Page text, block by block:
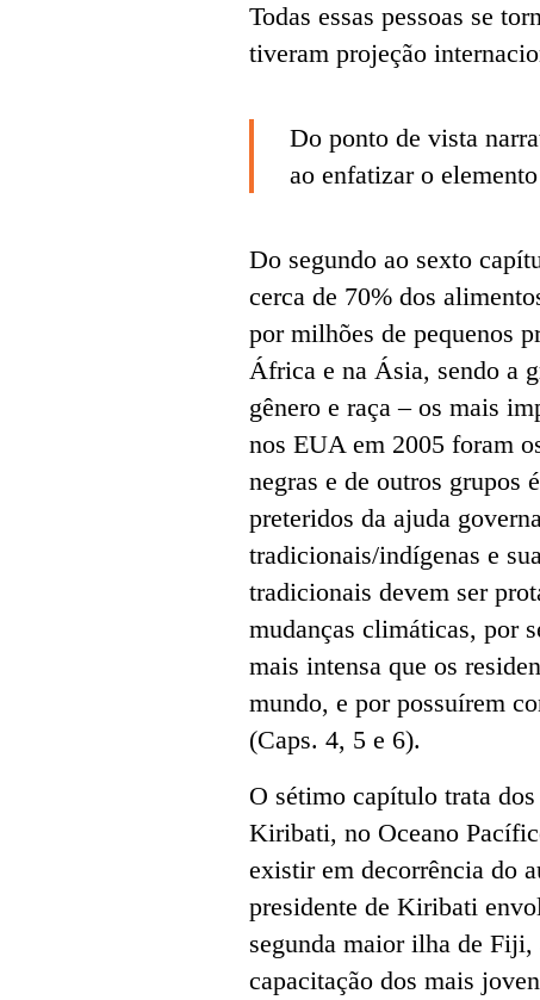
Todas essas pessoas se
tiveram projeção
Do ponto de vista
ao enfatizar o
Do segundo ao sexto
cerca de 70% dos
por milhões de pequenos
África e na Ásia, sendo a
gênero e raça – os mais
nos EUA em 2005 foram
negras e de outros grupos
preteridos da ajuda
tradicionais/indígenas e
tradicionais devem ser
mudanças climáticas, por
mais intensa que os
mundo, e por possuírem
(Caps. 4, 5 e 6).
O sétimo capítulo trata
Kiribati, no Oceano
existir em decorrência do
presidente de Kiribati
segunda maior ilha de
capacitação dos mais